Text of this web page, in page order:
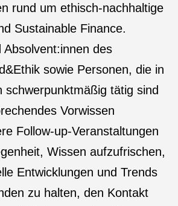
rund um ethisch-nachhaltige
Sustainable Finance.
Absolvent:innen des
sowie Personen, die in
schwerpunktmäßig tätig sind
Vorwissen
Follow-up-Veranstaltungen
Wissen aufzufrischen,
Entwicklungen und Trends
zu halten, den Kontakt